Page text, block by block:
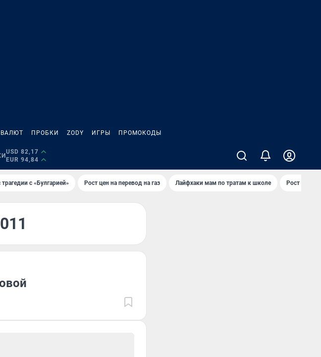
ПРОБКИ ZODY ИГРЫ ПРОМОКОДЫ
USD 82,17
EUR 94,84
трагедии с «Булгарией» Рост цен на перевод на газ Лайфхаки мам по тратам к школе Рост цен на